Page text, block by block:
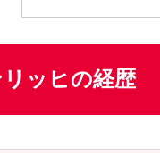
ッヒの経歴